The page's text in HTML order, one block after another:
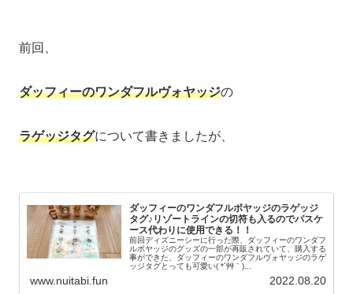
前回、
ダッフィーのワンダフルヴォヤッジの
ラゲッジタグについて書きましたが、
ダッフィーのワンダフルボヤッジのラゲッジ
タグ♪リゾートラインの切符も入るのでパスケ
ース代わりに使用できる！！
前回ディズニーシーに行った際、ダッフィーのワンダフ
ルボヤッジのグッズの一部が再販されていて、購入する
事ができた、ダッフィーのワンダフルヴォヤッジのラゲ
ッジタグとっても可愛い( *´艸｀)...
www.nuitabi.fun 2022.08.20